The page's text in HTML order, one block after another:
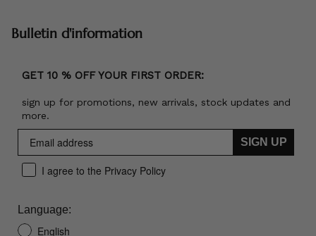
Bulletin d'information
GET 10 % OFF YOUR FIRST ORDER:
sign up for promotions, new arrivals, stock updates and
more.
SIGN UP
I agree to the Privacy Policy
Language:
English